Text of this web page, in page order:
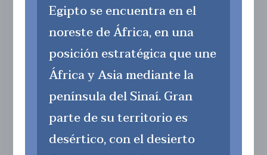
Egipto se encuentra en el
noreste de África, en una
posición estratégica que une
África y Asia mediante la
península del Sinaí. Gran
parte de su territorio es
desértico, con el desierto